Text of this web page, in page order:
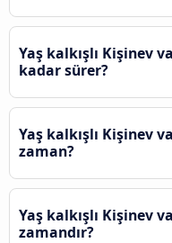
Yaş kalkışlı Kişinev
kadar sürer?
Yaş kalkışlı Kişinev
zaman?
Yaş kalkışlı Kişinev
zamandır?